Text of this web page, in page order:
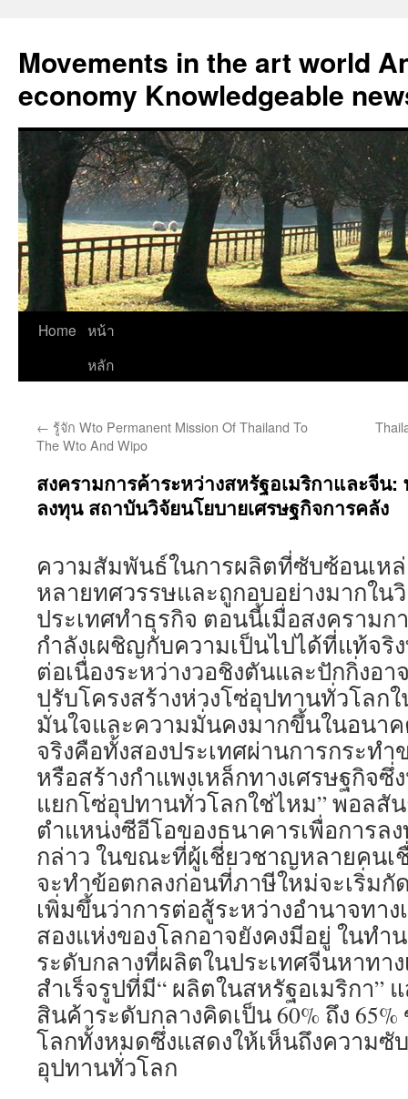
content
Movements in the art world
economy Knowledgeable
Home หน้า
หลัก
← รู้จัก Wto Permanent Mission Of Thailand To
The Wto And Wipo
สงครามการค้าระหว่างสหรัฐอเมริกาและจีน
ลงทุน สถาบันวิจัยนโยบายเศรษฐกิจการคลัง
ความสัมพันธ์ในการผลิตที่ซับซ้อนเห
หลายทศวรรษและถูกอบอย่างมากใน
ประเทศทำธุรกิจ ตอนนี้เมื่อสงครามก
กำลังเผชิญกับความเป็นไปได้ที่แท้จริ
ต่อเนื่องระหว่างวอชิงตันและปักกิ่งอ
ปรับโครงสร้างห่วงโซ่อุปทานทั่วโล
มั่นใจและความมั่นคงมากขึ้นในอนาค
จริงคือทั้งสองประเทศผ่านการกระทำ
หรือสร้างกำแพงเหล็กทางเศรษฐกิจซึ่
แยกโซ่อุปทานทั่วโลกใช่ไหม” พอลสั
ตำแหน่งซีอีโอของธนาคารเพื่อการลง
กล่าว ในขณะที่ผู้เชี่ยวชาญหลายคนเ
จะทำข้อตกลงก่อนที่ภาษีใหม่จะเริ่มกั
เพิ่มขึ้นว่าการต่อสู้ระหว่างอำนาจทา
สองแห่งของโลกอาจยังคงมีอยู่ ในทำ
ระดับกลางที่ผลิตในประเทศจีนหาท
สำเร็จรูปที่มี“ ผลิตในสหรัฐอเมริกา”
สินค้าระดับกลางคิดเป็น 60% ถึง
โลกทั้งหมดซึ่งแสดงให้เห็นถึงความซั
อุปทานทั่วโลก